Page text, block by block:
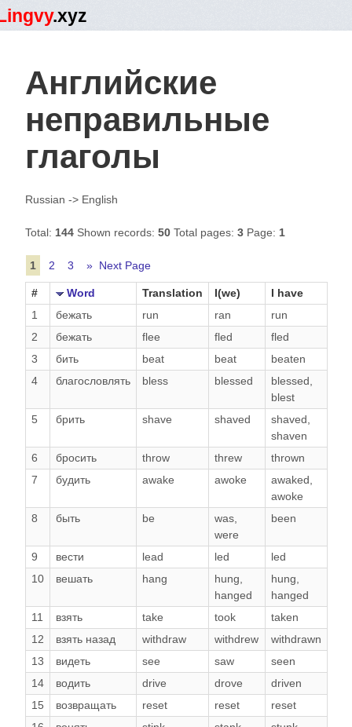
.xyz
Английские
неправильные
глаголы
Russian -> English
Total: 144 Shown records: 50 Total pages: 3 Page: 1
1 2 3 » Next Page
# Word Translation I(we)
I have
1
бежать run ran
run
2
бежать flee fled
fled
3
бить beat beat
beaten
4
благословлять bless blessed blessed
blest
5
брить shave shaved shaved
shaven
6
бросить throw threw
thrown
7
будить awake awoke awaked
awoke
8
быть be was
were
been
9 вести lead led
led
10
вешать hang hung
hanged
hung
hanged
11
взять take took
taken
12
взять назад withdraw withdrew
withdrawn
13
видеть see saw
seen
14
водить drive drove
driven
15
возвращать reset reset
reset